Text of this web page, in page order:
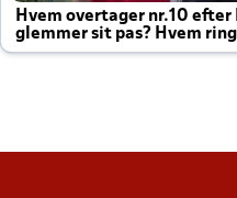
Hvem overtager nr.10 efter
glemmer sit pas? Hvem
altid til efter kampe?